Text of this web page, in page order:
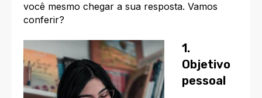
você mesmo chegar a sua resposta. Vamos
conferir?
1.
Objetivo
pessoal